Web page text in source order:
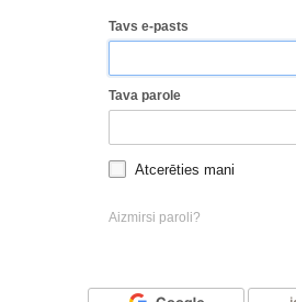
Tavs e-pasts
Tava parole
Atcerēties mani
Aizmirsi paroli?